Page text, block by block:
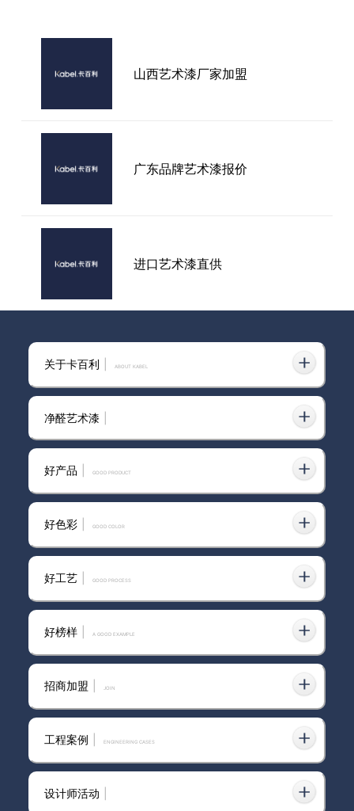
意大利原装进口玛漫诺！大牌设
计师都对它情有独钟！
瓷砖、卡百利艺术涂料共造
818“匠心风云大牌盛宴”中国匠
山西艺术漆厂家加盟
广东品牌艺术漆报价
进口艺术漆直供
乐山市艺术漆加盟多少钱一平方
净醛皮纹纯色艺术漆丨原木风丨
色调温暖丨简约舒适丨客厅丨卧
关于卡百利 ABOUT KABEL
净醛艺术漆
好产品 GOOD PRODUCT
好色彩 GOOD COLOR
好工艺 GOOD PROCESS
好榜样 A GOOD EXAMPLE
招商加盟 join
工程案例 ENGINEERING CASES
设计师活动